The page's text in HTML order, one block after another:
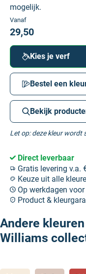
mogelijk.
Vanaf
29,50
Kies je verf
Bestel een
Bekijk
Let op: deze kleur wordt
Direct leverbaar
Gratis levering v.a.
Keuze uit alle
Op werkdagen
Product &
Andere
Williams